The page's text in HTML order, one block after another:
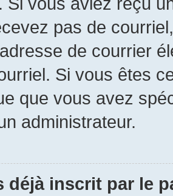
pas de
de courrier
Si vous êtes
que vous avez
administrateur.
déjà inscrit par le